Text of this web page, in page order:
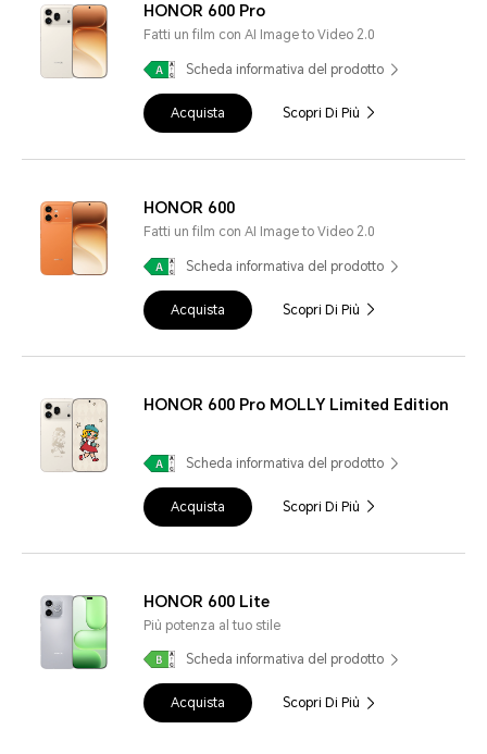
HONOR 600 Pro
Fatti un film con AI Image to Video 2.0
Scheda informativa del prodotto
Acquista Scopri Di Più
HONOR 600
Fatti un film con AI Image to Video 2.0
Scheda informativa del prodotto
Acquista Scopri Di Più
HONOR 600 Pro MOLLY Limited Edition
Scheda informativa del prodotto
Acquista Scopri Di Più
HONOR 600 Lite
Più potenza al tuo stile
Scheda informativa del prodotto
Acquista Scopri Di Più